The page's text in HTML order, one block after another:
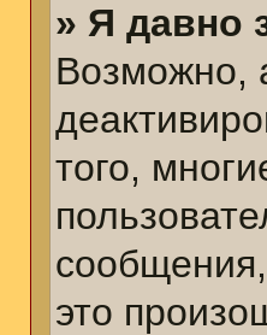
» Я давно
Возможно,
того,
это